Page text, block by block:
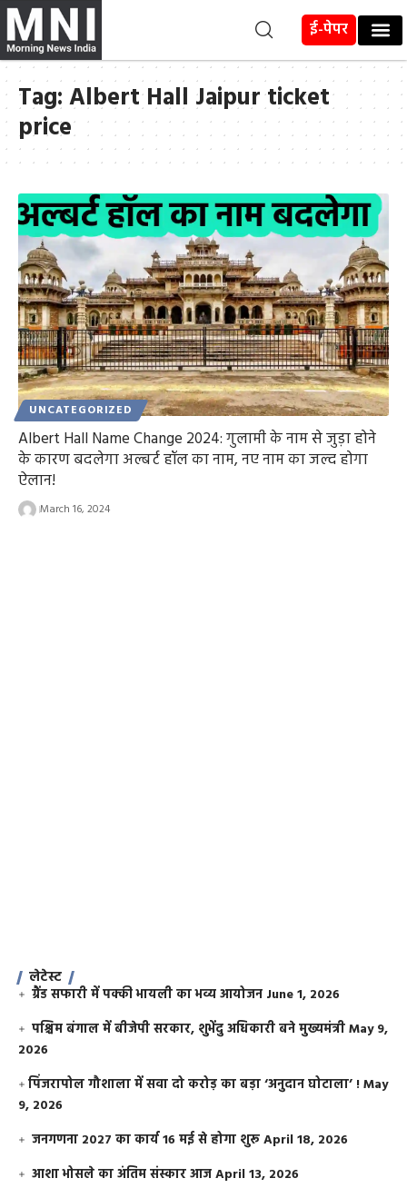
ई-पेपर
Tag:Albert Hall Jaipur ticket
price
UNCATEGORIZED
Albert Hall Name Change 2024: गुलामी के नाम से जुड़ा होने
के कारण बदलेगा अल्बर्ट हॉल का नाम, नए नाम का जल्द होगा
ऐलान!
March 16, 2024
लेटेस्ट
ग्रैंड सफारी में पक्की भायली का भव्य आयोजन June 1, 2026
पश्चिम बंगाल में बीजेपी सरकार, शुभेंदु अधिकारी बने मुख्यमंत्रीMay 9,
2026
​पिंजरापोल गौशाला में सवा दो करोड़ का बड़ा ‘अनुदान घोटाला’ !May
9, 2026
जनगणना 2027 का कार्य 16 मई से होगा शुरूApril 18, 2026
आशा भोसले का अंतिम संस्कार आजApril 13, 2026